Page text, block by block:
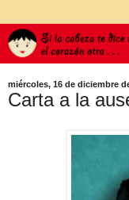
miércoles, 16 de diciembre
Carta a la